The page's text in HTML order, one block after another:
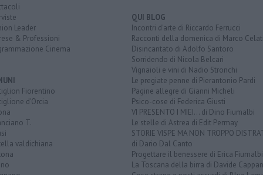
Leader
& Professioni
Cinema
Fiorentino
d'Orcia
T.
valdichiana
QUI BLOG
Incontri d'arte di Riccardo Ferrucci
Racconti della domenica di Marco
Disincantato di Adolfo Santoro
Sorridendo di Nicola Belcari
Vignaioli e vini di Nadio Stronchi
Le pregiate penne di Pierantonio Pardi
Pagine allegre di Gianni Micheli
Psico-cose di Federica Giusti
VI PRESENTO I MIEI... di Dino Fiumalbi
Le stelle di Astrea di Edit Permay
STORIE VISPE MA NON TROPPO
di Dario Dal Canto
Progettare il benessere di Erica Fiumalbi
La Toscana della birra di Davide